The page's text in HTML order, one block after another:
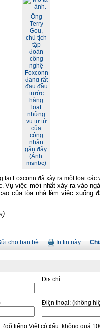
Ông
Terry
Gou,
chủ tịch
tập
đoàn
công
nghệ
Foxconn
đang rất
đau đầu
trước
hàng
loạt
những
vụ tự tử
của
công
nhân
gần đây.
(Ảnh:
msnbc)
tại Foxconn đã xảy ra một loạt các
Vụ việc mới nhất xảy ra vào
của tòa nhà làm việc xuống
In tin này
cho bạn bè
Địa chỉ:
Điện thoại: (không
(gõ tiếng Việt có dấu, không quá